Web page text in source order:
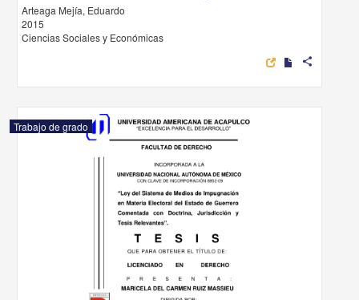
Arteaga Mejía, Eduardo
2015
Ciencias Sociales y Económicas
share
Trabajo de grado